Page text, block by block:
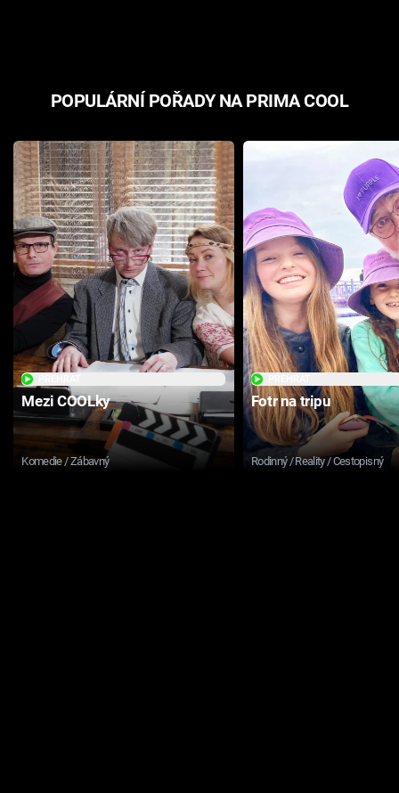
POPULÁRNÍ POŘADY NA PRIMA COOL
Mezi COOLky
Komedie / Zábavný
Fotr na tripu
Rodinný / Reality / Cestopisný